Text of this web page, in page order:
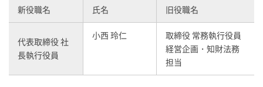
新役職名 氏名 旧役職名
代表取締役 社
長執行役員
小西 玲仁
取締役 常務執行役員
経営企画・知財法務
担当